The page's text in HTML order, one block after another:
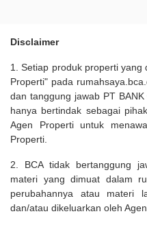
Disclaimer
1. Setiap produk properti yang
Properti" pada
dan tanggung jawab PT BANK
hanya bertindak sebagai
Agen Properti untuk
Properti.
2. BCA tidak bertanggung
materi yang dimuat dalam
perubahannya atau materi
dan/atau dikeluarkan oleh